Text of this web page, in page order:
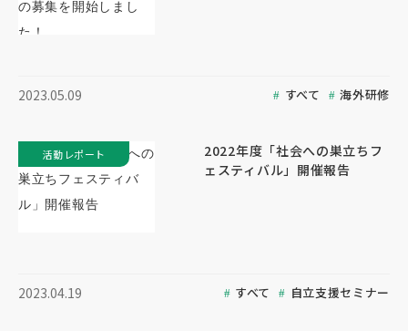
2023.05.09 すべて 海外研修
2022年度「社会への巣立ちフ
ェスティバル」開催報告
2023.04.19 すべて 自立支援セミナー
活動レポート